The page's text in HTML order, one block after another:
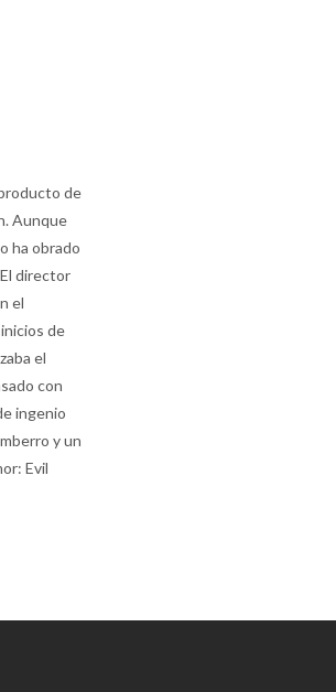
de
Aunque
ha obrado
director
el
de
el
con
ingenio
y un
Evil